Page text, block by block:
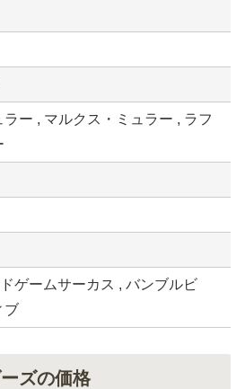
ー , マルクス・ミュラー , ラフ
ゲームサーカス , バンブルビ
ブ
ズの価格